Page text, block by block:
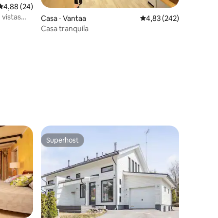
de uma avaliação média de 5, 24 avaliações
4,88 (24)
vistas
Casa ⋅ Vantaa 4,83 de uma avaliação
4,83 (242)
Casa tranquila
hóspedes Superhost
Superhost